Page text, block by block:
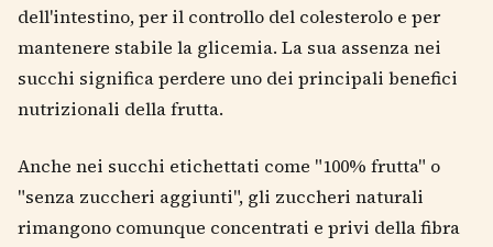
dell'intestino, per il controllo del colesterolo e per
mantenere stabile la glicemia. La sua assenza nei
succhi significa perdere uno dei principali benefici
nutrizionali della frutta.
Anche nei succhi etichettati come "100% frutta" o
"senza zuccheri aggiunti", gli zuccheri naturali
rimangono comunque concentrati e privi della fibra